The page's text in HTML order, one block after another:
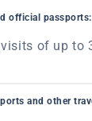
official passports:
of up to
and other